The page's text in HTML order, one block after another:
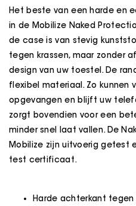
Het beste van een harde en
in de Mobilize Naked
de case is van stevig
tegen krassen, maar zonder
design van uw toestel. De
flexibel materiaal. Zo kunnen
opgevangen en blijft uw
zorgt bovendien voor een
minder snel laat vallen. De
Mobilize zijn uitvoerig getest
test certificaat.
Harde achterkant tegen